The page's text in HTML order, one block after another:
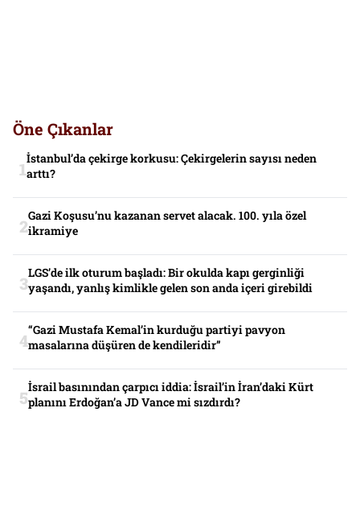
Öne Çıkanlar
İstanbul’da çekirge korkusu: Çekirgelerin sayısı neden
arttı?
Gazi Koşusu’nu kazanan servet alacak. 100. yıla özel
ikramiye
LGS’de ilk oturum başladı: Bir okulda kapı gerginliği
yaşandı, yanlış kimlikle gelen son anda içeri girebildi
“Gazi Mustafa Kemal’in kurduğu partiyi pavyon
masalarına düşüren de kendileridir”
İsrail basınından çarpıcı iddia: İsrail’in İran’daki Kürt
planını Erdoğan’a JD Vance mi sızdırdı?